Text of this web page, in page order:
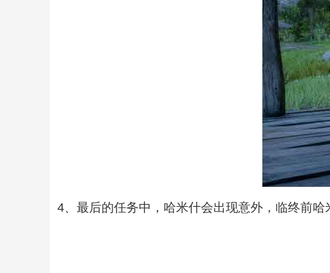
4、最后的任务中，哈米什会出现意外，临终前哈